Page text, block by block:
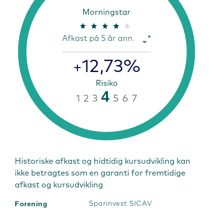
Morningstar
Afkast på 5 år ann. *
+12,73%
Risiko
1 2 3 4 5 6 7
Historiske afkast og hidtidig kursudvikling kan
ikke betragtes som en garanti for fremtidige
afkast og kursudvikling
Forening Sparinvest SICAV